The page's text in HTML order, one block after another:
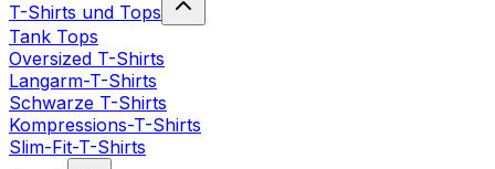
T-Shirts und Tops
Tank Tops
Oversized T-Shirts
Langarm-T-Shirts
Schwarze T-Shirts
Kompressions-T-Shirts
Slim-Fit-T-Shirts